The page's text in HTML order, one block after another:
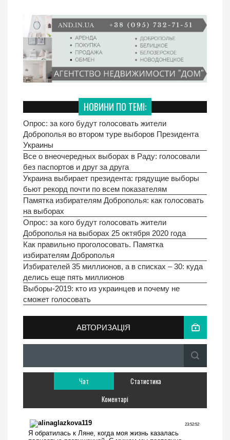
НОВИНИ ПО ТЕМІ:
Опрос: за кого будут голосовать жители
Доброполья во втором туре выборов Президента
Украины
Все о внеочередных выборах в Раду: голосовали
без паспортов и друг за друга
Украина выбирает президента: грядущие выборы
бьют рекорд почти по всем показателям
Памятка избирателям Доброполья: как голосовать
на выборах
Опрос: за кого будут голосовать жители
Доброполья на выборах 25 октября 2020 года
Как правильно проголосовать. Памятка
избирателям Доброполья
Избирателей 35 миллионов, а в списках – 30: куда
делись еще пять миллионов
Выборы-2019: кто из украинцев и почему не
сможет голосовать
АВТОРИЗАЦІЯ
Чат
Статистика
Коментарі